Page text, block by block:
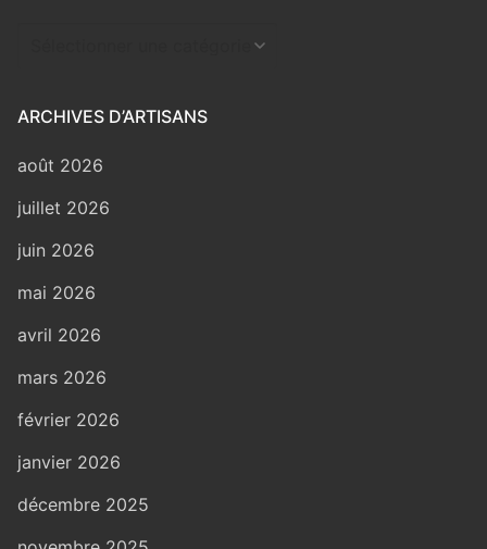
ARCHIVES D’ARTISANS
août 2026
juillet 2026
juin 2026
mai 2026
avril 2026
mars 2026
février 2026
janvier 2026
décembre 2025